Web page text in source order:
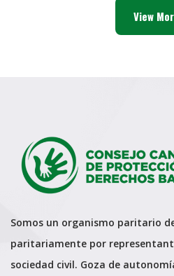
View
Somos un organismo paritario
paritariamente por
sociedad civil. Goza de